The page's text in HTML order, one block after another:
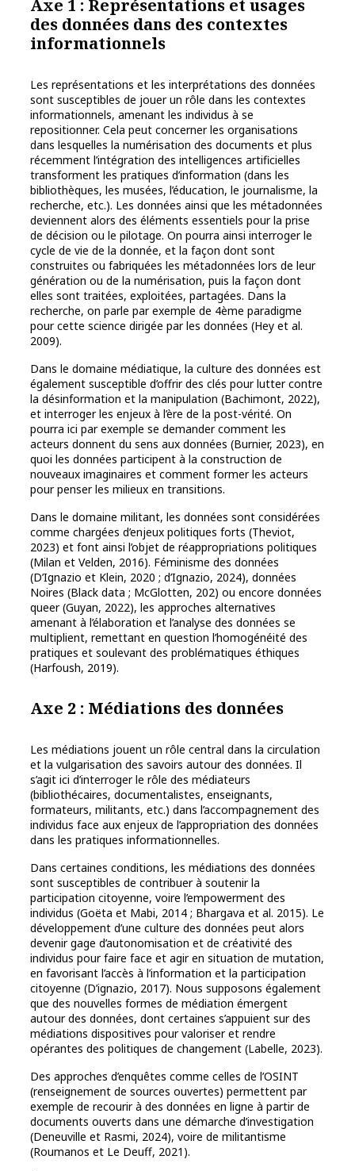
Axe 1 : Représentations et usages
des données dans des contextes
informationnels
Les représentations et les interprétations des données
sont susceptibles de jouer un rôle dans les contextes
informationnels, amenant les individus à se
repositionner. Cela peut concerner les organisations
dans lesquelles la numérisation des documents et plus
récemment l’intégration des intelligences artificielles
transforment les pratiques d’information (dans les
bibliothèques, les musées, l’éducation, le journalisme, la
recherche, etc.). Les données ainsi que les métadonnées
deviennent alors des éléments essentiels pour la prise
de décision ou le pilotage. On pourra ainsi interroger le
cycle de vie de la donnée, et la façon dont sont
construites ou fabriquées les métadonnées lors de leur
génération ou de la numérisation, puis la façon dont
elles sont traitées, exploitées, partagées. Dans la
recherche, on parle par exemple de 4ème paradigme
pour cette science dirigée par les données (Hey et al.
2009).
Dans le domaine médiatique, la culture des données est
également susceptible d’offrir des clés pour lutter contre
la désinformation et la manipulation (Bachimont, 2022),
et interroger les enjeux à l’ère de la post-vérité. On
pourra ici par exemple se demander comment les
acteurs donnent du sens aux données (Burnier, 2023), en
quoi les données participent à la construction de
nouveaux imaginaires et comment former les acteurs
pour penser les milieux en transitions.
Dans le domaine militant, les données sont considérées
comme chargées d’enjeux politiques forts (Theviot,
2023) et font ainsi l’objet de réappropriations politiques
(Milan et Velden, 2016). Féminisme des données
(D’Ignazio et Klein, 2020 ; d’Ignazio, 2024), données
Noires (Black data ; McGlotten, 202) ou encore données
queer (Guyan, 2022), les approches alternatives
amenant à l’élaboration et l’analyse des données se
multiplient, remettant en question l’homogénéité des
pratiques et soulevant des problématiques éthiques
(Harfoush, 2019).
Axe 2 : Médiations des données
Les médiations jouent un rôle central dans la circulation
et la vulgarisation des savoirs autour des données. Il
s’agit ici d’interroger le rôle des médiateurs
(bibliothécaires, documentalistes, enseignants,
formateurs, militants, etc.) dans l’accompagnement des
individus face aux enjeux de l’appropriation des données
dans les pratiques informationnelles.
Dans certaines conditions, les médiations des données
sont susceptibles de contribuer à soutenir la
participation citoyenne, voire l’empowerment des
individus (Goëta et Mabi, 2014 ; Bhargava et al. 2015). Le
développement d’une culture des données peut alors
devenir gage d’autonomisation et de créativité des
individus pour faire face et agir en situation de mutation,
en favorisant l’accès à l’information et la participation
citoyenne (D’ignazio, 2017). Nous supposons également
que des nouvelles formes de médiation émergent
autour des données, dont certaines s’appuient sur des
médiations dispositives pour valoriser et rendre
opérantes des politiques de changement (Labelle, 2023).
Des approches d’enquêtes comme celles de l’OSINT
(renseignement de sources ouvertes) permettent par
exemple de recourir à des données en ligne à partir de
documents ouverts dans une démarche d’investigation
(Deneuville et Rasmi, 2024), voire de militantisme
(Roumanos et Le Deuff, 2021).